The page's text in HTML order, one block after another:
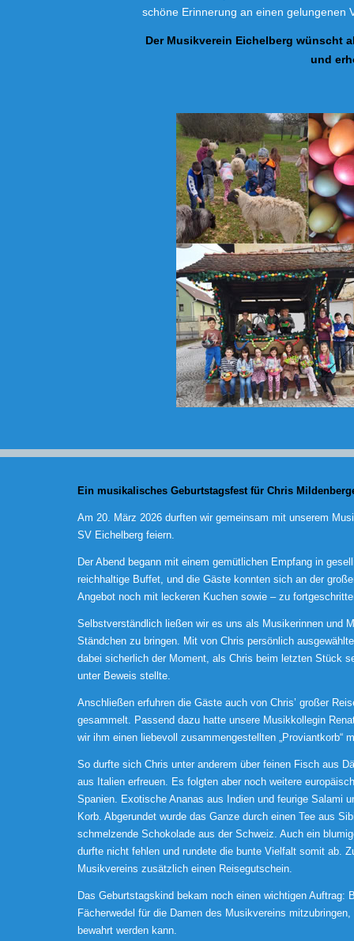
schöne Erinnerung an einen gelungenen
Der Musikverein Eichelberg wünscht
und
Ein musikalisches Geburtstagsfest für Chris
Am 20. März 2026 durften wir gemeinsam mit unserem
SV Eichelberg feiern.
Der Abend begann mit einem gemütlichen Empfang in
reichhaltige Buffet, und die Gäste konnten sich an der
Angebot noch mit leckeren Kuchen sowie – zu
Selbstverständlich ließen wir es uns als Musikerinnen und
Ständchen zu bringen. Mit von Chris persönlich
dabei sicherlich der Moment, als Chris beim letzten Stück
unter Beweis stellte.
Anschließen erfuhren die Gäste auch von Chris’ großer
gesammelt. Passend dazu hatte unsere Musikkollegin
wir ihm einen liebevoll zusammengestellten
So durfte sich Chris unter anderem über feinen Fisch aus
aus Italien erfreuen. Es folgten aber noch weitere
Spanien. Exotische Ananas aus Indien und feurige Salami
Korb. Abgerundet wurde das Ganze durch einen Tee aus
schmelzende Schokolade aus der Schweiz. Auch ein
durfte nicht fehlen und rundete die bunte Vielfalt somit ab.
Musikvereins zusätzlich einen Reisegutschein.
Das Geburtstagskind bekam noch einen wichtigen
Fächerwedel für die Damen des Musikvereins
bewahrt werden kann.